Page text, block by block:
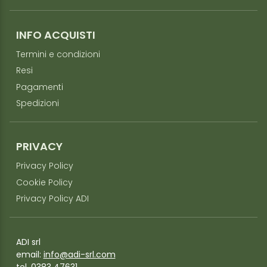
INFO ACQUISTI
Termini e condizioni
Resi
Pagamenti
Spedizioni
PRIVACY
Privacy Policy
Cookie Policy
Privacy Policy ADI
ADI srl
email: info@adi-srl.com